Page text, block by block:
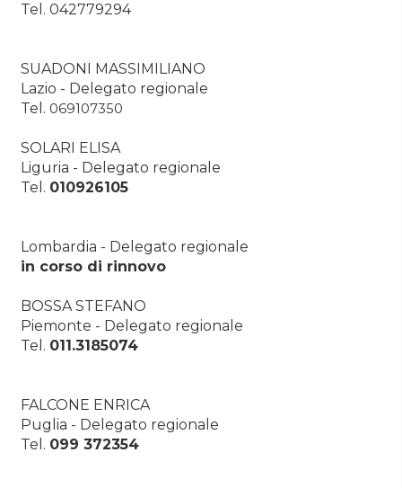
Tel. 042779294
SUADONI MASSIMILIANO
Lazio - Delegato regionale
Tel. 069107350
SOLARI ELISA
Liguria - Delegato regionale
Tel. 010926105
Lombardia - Delegato regionale
in corso di rinnovo
BOSSA STEFANO
Piemonte - Delegato regionale
Tel. 011.3185074
FALCONE ENRICA
Puglia - Delegato regionale
Tel. 099 372354